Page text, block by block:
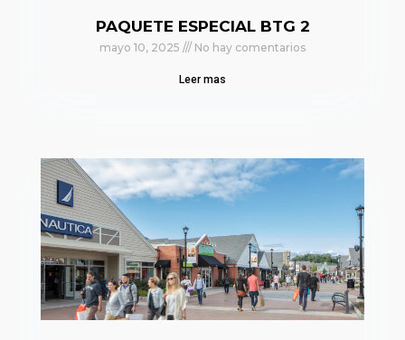
PAQUETE ESPECIAL BTG 2
mayo 10, 2025 No hay comentarios
Leer mas